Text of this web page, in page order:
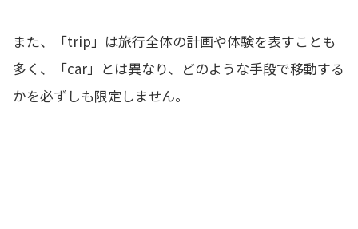
また、「trip」は旅行全体の計画や体験を表すことも
多く、「car」とは異なり、どのような手段で移動する
かを必ずしも限定しません。